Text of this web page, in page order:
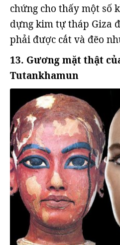
chứng cho thấy một số
dựng kim tự tháp Giza
phải được cắt và đẽo
13. Gương mặt thật
Tutankhamun